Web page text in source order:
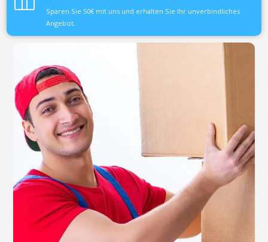
Sparen Sie 50€ mit uns und erhalten Sie Ihr unverbindliches
Angebot.